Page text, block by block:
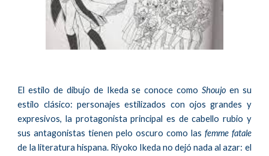
El estilo de dibujo de Ikeda se conoce como Shoujoen su
estilo clásico: personajes estilizados con ojos grandes y
expresivos, la protagonista principal es de cabello rubio y
sus antagonistas tienen pelo oscuro como las femme fatale
de la literatura hispana. Riyoko Ikeda no dejó nada al azar: el